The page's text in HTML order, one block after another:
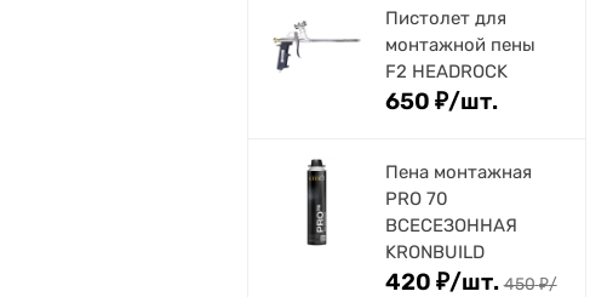
Пистолет для
монтажной пены
F2 HEADROCK
650 ₽/шт.
Пена монтажная
PRO 70
ВСЕСЕЗОННАЯ
KRONBUILD
420 ₽/шт. 450₽/